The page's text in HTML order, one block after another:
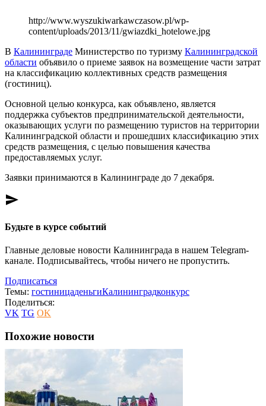
http://www.wyszukiwarkawczasow.pl/wp-
content/uploads/2013/11/gwiazdki_hotelowe.jpg
В Калининграде Министерство по туризму Калининградской
области объявило о приеме заявок на возмещение части затрат
на классификацию коллективных средств размещения
(гостиниц).
Основной целью конкурса, как объявлено, является
поддержка субъектов предпринимательской деятельности,
оказывающих услуги по размещению туристов на территории
Калининградской области и прошедших классификацию этих
средств размещения, с целью повышения качества
предоставляемых услуг.
Заявки принимаются в Калининграде до 7 декабря.
send
Будьте в курсе событий
Главные деловые новости Калининграда в нашем Telegram-
канале. Подписывайтесь, чтобы ничего не пропустить.
Подписаться
Темы: гостиницаденьгиКалининградконкурс
Поделиться:
VK TG OK
Похожие новости